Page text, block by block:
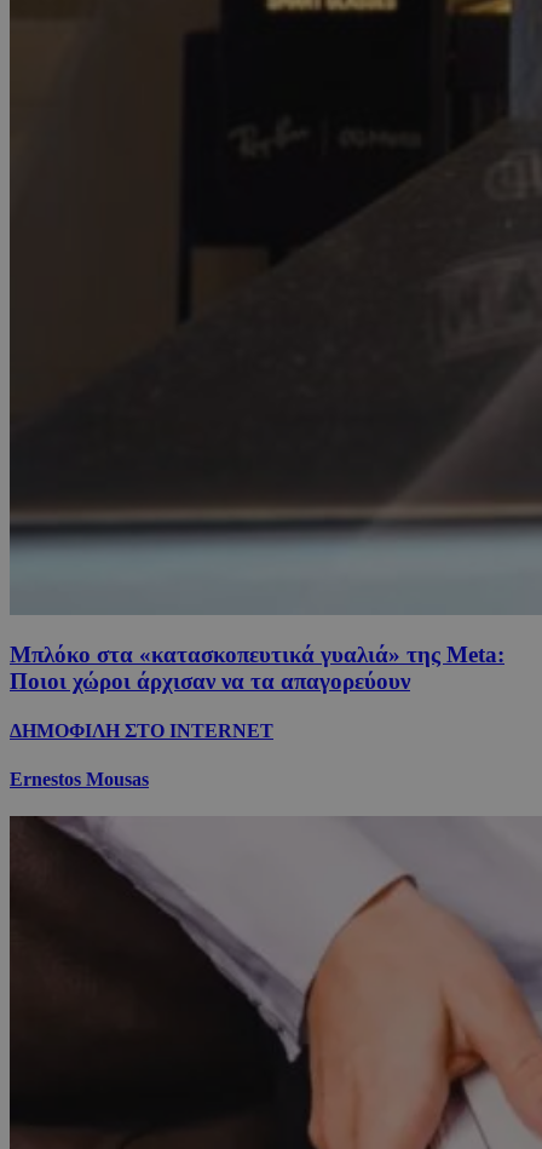
Μπλόκο στα «κατασκοπευτικά γυαλιά» της Μeta:
Ποιοι χώροι άρχισαν να τα απαγορεύουν
ΔΗΜΟΦΙΛΗ ΣΤΟ INTERNET
Ernestos Mousas